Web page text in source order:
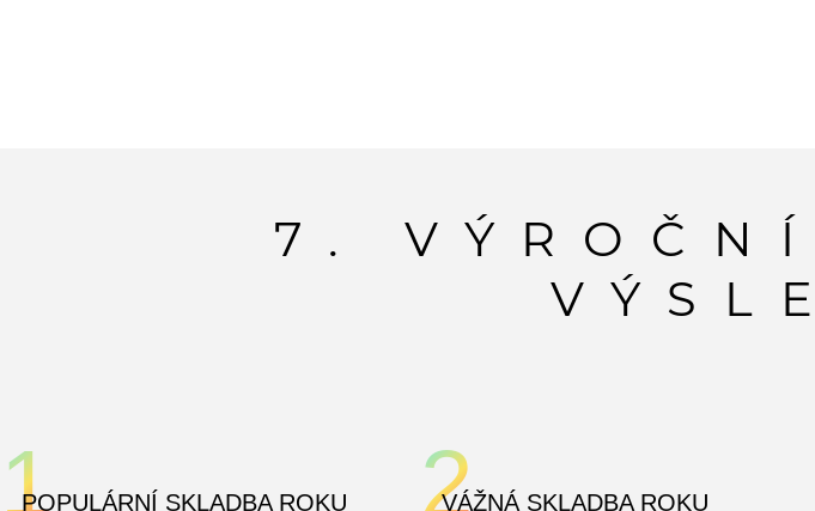
7.
1
POPULÁRNÍ SKLADBA ROKU 2
VÁŽNÁ SKLADBA ROKU